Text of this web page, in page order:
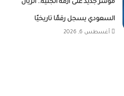
مؤشر جديد على أزمة الجنيه.. الريال
السعودي يسجل رقمًا تاريخيًا
أغسطس 6, 2026